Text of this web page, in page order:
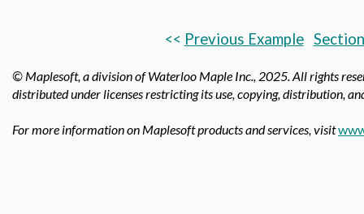
<< Previous Example
© Maplesoft, a division of Waterloo Maple Inc., 2025. All rights
distributed under licenses restricting its use, copying, distribution,
For more information on Maplesoft products and services, visit